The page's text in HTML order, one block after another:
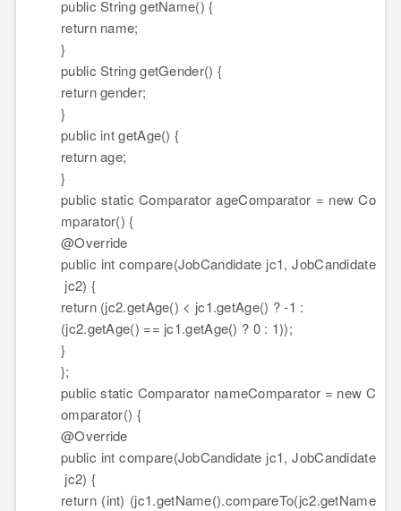
public String getName() {
returnname;
}
public String getGender() {
returngender;
}
public intgetAge() {
returnage;
}
public static Comparator ageComparator = new Co
mparator() {
@Override
public int compare(JobCandidate jc1, JobCandidate
jc2) {
return(jc2.getAge() < jc1.getAge() ? -1 :
(jc2.getAge() == jc1.getAge() ? 0: 1));
}
};
public static Comparator nameComparator = new C
omparator() {
@Override
public int compare(JobCandidate jc1, JobCandidate
jc2) {
return(int) (jc1.getName().compareTo(jc2.getName